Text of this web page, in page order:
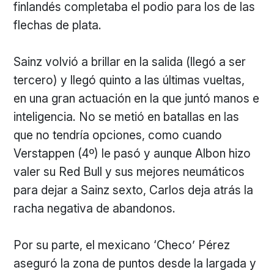
finlandés completaba el podio para los de las
flechas de plata.
Sainz volvió a brillar en la salida (llegó a ser
tercero) y llegó quinto a las últimas vueltas,
en una gran actuación en la que juntó manos e
inteligencia. No se metió en batallas en las
que no tendría opciones, como cuando
Verstappen (4º) le pasó y aunque Albon hizo
valer su Red Bull y sus mejores neumáticos
para dejar a Sainz sexto, Carlos deja atrás la
racha negativa de abandonos.
Por su parte, el mexicano ‘Checo’ Pérez
aseguró la zona de puntos desde la largada y